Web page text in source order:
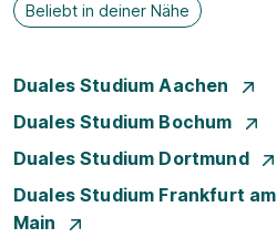
Beliebt in deiner Nähe
Duales Studium Aachen
Duales Studium Bochum
Duales Studium Dortmund
Duales Studium Frankfurt am
Main